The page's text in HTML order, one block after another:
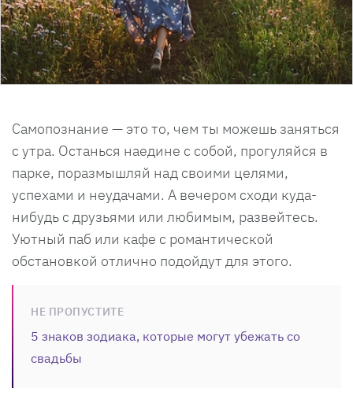
Самопознание — это то, чем ты можешь заняться
с утра. Останься наедине с собой, прогуляйся в
парке, поразмышляй над своими целями,
успехами и неудачами. А вечером сходи куда-
нибудь с друзьями или любимым, развейтесь.
Уютный паб или кафе с романтической
обстановкой отлично подойдут для этого.
НЕ ПРОПУСТИТЕ
5 знаков зодиака, которые могут убежать со
свадьбы​